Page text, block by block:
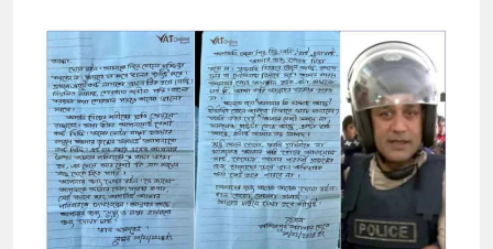
অত্যাচারের ছবি যেন আর তুলতে
আলাল
‘গুলশানের চামেলি’তে ভিন্ন রূপে
যৌনকর্মীর দালাল চরিত্রে
সারজিস-পাটোয়ারীসহ ১০ জনের